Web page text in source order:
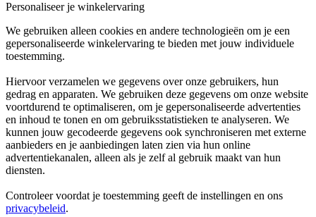
Personaliseer je winkelervaring
We gebruiken alleen cookies en andere technologieën om je een
gepersonaliseerde winkelervaring te bieden met jouw individuele
toestemming.
Hiervoor verzamelen we gegevens over onze gebruikers, hun
gedrag en apparaten. We gebruiken deze gegevens om onze website
voortdurend te optimaliseren, om je gepersonaliseerde advertenties
en inhoud te tonen en om gebruiksstatistieken te analyseren. We
kunnen jouw gecodeerde gegevens ook synchroniseren met externe
aanbieders en je aanbiedingen laten zien via hun online
advertentiekanalen, alleen als je zelf al gebruik maakt van hun
diensten.
Controleer voordat je toestemming geeft de instellingen en ons
privacybeleid.